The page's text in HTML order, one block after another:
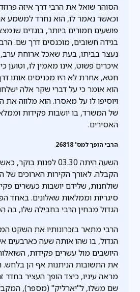
הסוהר שואל את הרבי דרך איזה
וכאשר נאמר לו, הוא נחרד למשמע
פושעים חמורים ביותר, בוגדים
בגידה חשובים, מוכנסים דרך שם.
נעצר בביתו, בעת שאכל ארוחת
איכרים פשוט, אינו מאמין לו, וטוען
חטא, אחרת לא היו מכניסים אותו
הוא אומר כי על דברי שקר אלה
ויוסיפו לו על מאסרו. הוא מלווה
של המשרד, בו יושבות פקידות
האסירים.
הרבי הופך למס' 26818
השעה היתה 03.30 לפנות
הקבלה. לאורך הקירות הארוכים של
שולחנות, שלידם יושבות כעשרים
סיגריות וממלאות שאלונים. באחד
הגדול מבחין הרבי בחבילה שלו, בה
הרבי מתאר בזכרונותיו את השקט
הגדול, בו שהו אותה שעה כארבעים
היושבים מול עשרים פקידות,
את התשובות הניתנות אף הן בלחש.
מראה עיניו, כיצד הופך העציר
שם משלו, ל"יארליק" (מספר),